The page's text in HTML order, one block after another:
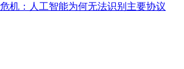
机：人工智能为何无法识别主要协议